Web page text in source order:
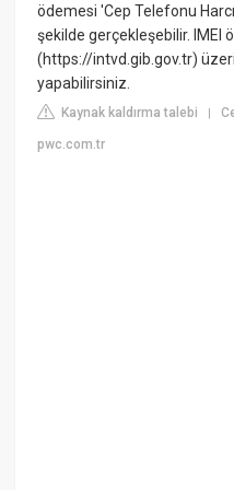
ödemesi 'Cep Telefonu
şekilde gerçekleşebilir. IMEI
(https://intvd.gib.gov.tr)
yapabilirsiniz.
Kaynak kaldırma talebi |
pwc.com.tr